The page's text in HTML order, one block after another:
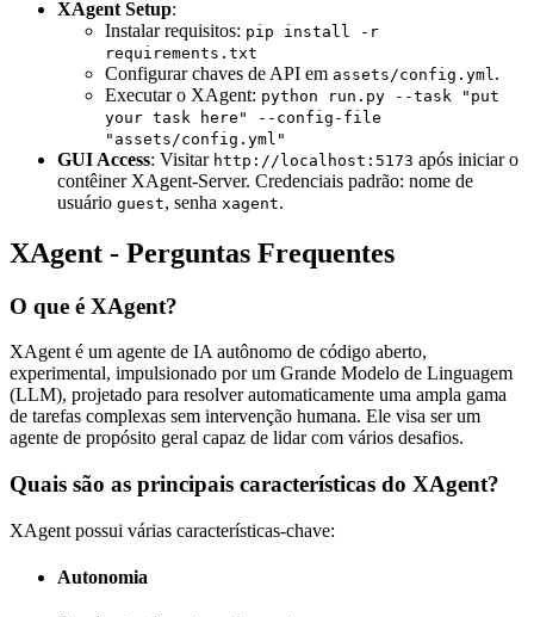
XAgent Setup:
Instalar requisitos: pip install -r
requirements.txt
Configurar chaves de API em assets/config.yml .
Executar o XAgent: python run.py --task "put
your task here" --config-file
"assets/config.yml"
GUI Access: Visitar http://localhost:5173 após iniciar o
contêiner XAgent-Server. Credenciais padrão: nome de
usuário guest, senha xagent.
XAgent - Perguntas Frequentes
O que é XAgent?
XAgent é um agente de IA autônomo de código aberto,
experimental, impulsionado por um Grande Modelo de Linguagem
(LLM), projetado para resolver automaticamente uma ampla gama
de tarefas complexas sem intervenção humana. Ele visa ser um
agente de propósito geral capaz de lidar com vários desafios.
Quais são as principais características do XAgent?
XAgent possui várias características-chave:
Autonomia